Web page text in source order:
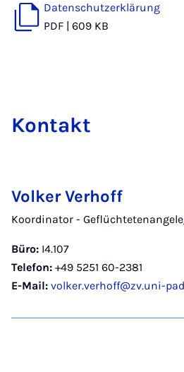
Datenschutzerklärung
PDF | 609 KB
Kon­takt
Volker Verhoff
Koordinator -
Büro: I4.107
Telefon: +49 5251 60-2381
E-Mail: volker.verhoff@zv.uni-